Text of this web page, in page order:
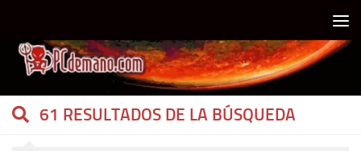
61 RESULTADOS DE LA BÚSQUEDA